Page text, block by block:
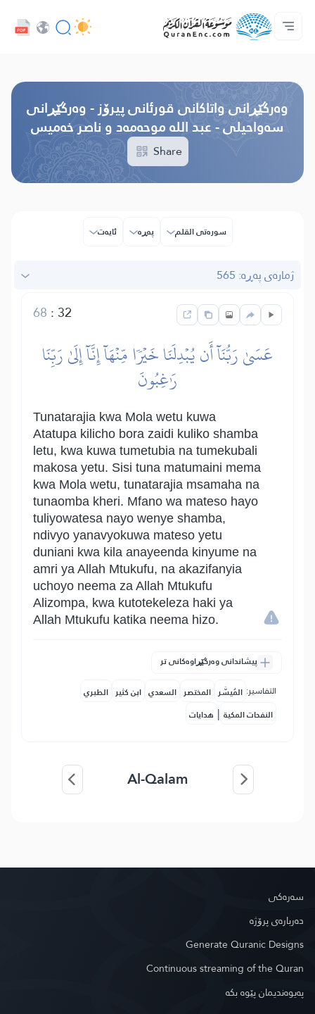
سه‌ره‌كی
پێڕستی وه‌رگێڕاوه‌كان
Audio
خزمەتگوزاریەکانی پەرەپێدەران - API
دەربارەی پرۆژە
په‌یوه‌ندیمان پێوه‌ بكه‌
زمان
وه‌رگێڕانی واتاکانی قورئانی پیرۆز - وەرگێڕانی
سەواحیلی - عبد الله موحەمەد و ناصر خەميس
Share
سوره‌تی القلم پەڕە ئایه‌ت
ژمارەی پەڕە: 565
32
:
68
عَسَىٰ رَبُّنَآ أَن يُبۡدِلَنَا خَيۡرٗا مِّنۡهَآ إِنَّآ إِلَىٰ رَبِّنَا
رَٰغِبُونَ
Tunatarajia kwa Mola wetu kuwa
Atatupa kilicho bora zaidi kuliko shamba
letu, kwa kuwa tumetubia na tumekubali
makosa yetu. Sisi tuna matumaini mema
kwa Mola wetu, tunatarajia msamaha na
tunaomba kheri. Mfano wa mateso hayo
tuliyowatesa nayo wenye shamba,
ndivyo yanavyokuwa mateso yetu
duniani kwa kila anayeenda kinyume na
amri ya Allah Mtukufu, na akazifanyia
uchoyo neema za Allah Mtukufu
Alizompa, kwa kutotekeleza haki ya
Allah Mtukufu katika neema hizo.
پیشاندانی وەرگێڕاوەکانی تر
التفاسير: المُيسَّر المختصر السعدي ابن كثير الطبري
النفحات المكية | هدايات
Al-Qalam
سه‌ره‌كی
دەربارەی پرۆژە
Generate Quranic Designs
Continuous streaming of the Quran
په‌یوه‌ندیمان پێوه‌ بكه‌